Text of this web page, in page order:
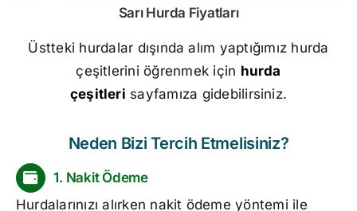
Sarı Hurda Fiyatları
Üstteki hurdalar dışında alım yaptığımız hurda
çeşitlerini öğrenmek için hurda
çeşitleri sayfamıza gidebilirsiniz.
Neden Bizi Tercih Etmelisiniz?
1. Nakit Ödeme
Hurdalarınızı alırken nakit ödeme yöntemi ile